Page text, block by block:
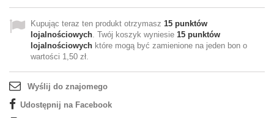
Kupując teraz ten produkt otrzymasz 15 punktów
lojalnościowych. Twój koszyk wyniesie 15 punktów
lojalnościowych które mogą być zamienione na jeden bon o
wartości 1,50 zł.
Wyślij do znajomego
Udostępnij na Facebook